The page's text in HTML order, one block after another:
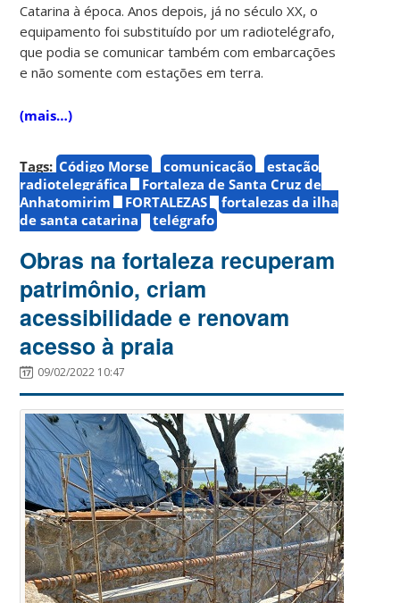
Catarina à época. Anos depois, já no século XX, o
equipamento foi substituído por um radiotelégrafo,
que podia se comunicar também com embarcações
e não somente com estações em terra.
(mais…)
Tags: Código Morse comunicação
estação
radiotelegráfica
Fortaleza de Santa Cruz de
Anhatomirim
FORTALEZAS
fortalezas da ilha
de santa catarina
telégrafo
Obras na fortaleza recuperam
patrimônio, criam
acessibilidade e renovam
acesso à praia
09/02/2022 10:47